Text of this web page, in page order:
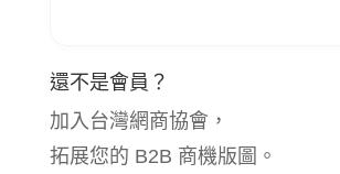
還不是會員？
加入台灣網商協會，
拓展您的 B2B 商機版圖。